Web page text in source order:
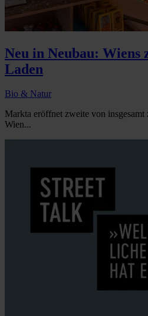
Neu in Neubau:
Laden
Bio & Natur
Markta eröffnet zweite von
Wien...